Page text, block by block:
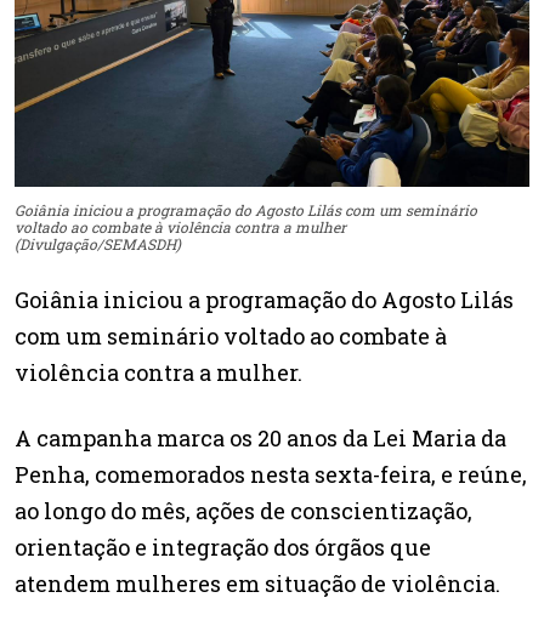
Goiânia iniciou a programação do Agosto Lilás com um seminário
voltado ao combate à violência contra a mulher
(Divulgação/SEMASDH)
Goiânia iniciou a programação do Agosto Lilás
com um seminário voltado ao combate à
violência contra a mulher.
A campanha marca os 20 anos da Lei Maria da
Penha, comemorados nesta sexta-feira, e reúne,
ao longo do mês, ações de conscientização,
orientação e integração dos órgãos que
atendem mulheres em situação de violência.